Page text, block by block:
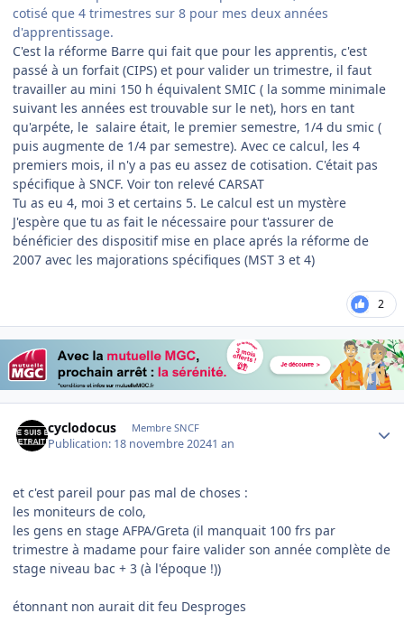
cotisé que 4 trimestres sur 8 pour mes deux années
d'apprentissage.
C'est la réforme Barre qui fait que pour les apprentis, c'est
passé à un forfait (CIPS) et pour valider un trimestre, il faut
travailler au mini 150 h équivalent SMIC ( la somme minimale
suivant les années est trouvable sur le net), hors en tant
qu'arpéte, le salaire était, le premier semestre, 1/4 du smic (
puis augmente de 1/4 par semestre). Avec ce calcul, les 4
premiers mois, il n'y a pas eu assez de cotisation. C'était pas
spécifique à SNCF. Voir ton relevé CARSAT
Tu as eu 4, moi 3 et certains 5. Le calcul est un mystère
J'espère que tu as fait le nécessaire pour t'assurer de
bénéficier des dispositif mise en place aprés la réforme de
2007 avec les majorations spécifiques (MST 3 et 4)
2
cyclodocus Membre SNCF
Publication: 18 novembre 20241 an
et c'est pareil pour pas mal de choses :
les moniteurs de colo,
les gens en stage AFPA/Greta (il manquait 100 frs par
trimestre à madame pour faire valider son année complète de
stage niveau bac + 3 (à l'époque !))
étonnant non aurait dit feu Desproges